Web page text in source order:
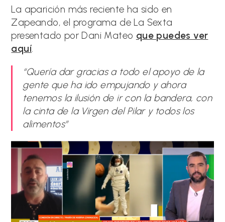
La aparición más reciente ha sido en
Zapeando, el programa de La Sexta
presentado por Dani Mateo que puedes ver
aquí.
“Quería dar gracias a todo el apoyo de la
gente que ha ido empujando y ahora
tenemos la ilusión de ir con la bandera, con
la cinta de la Virgen del Pilar y todos los
alimentos”